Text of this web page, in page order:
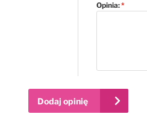
Opinia:
Dodaj opinię